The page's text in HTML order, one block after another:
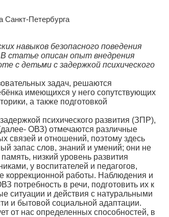
Санкт-Петербурга
навыков безопасного поведения
статье описан опыт внедрения
с детьми с задержкой психического
задач, решаются
имеющихся у него сопутствующих
а также подготовкой
психического развития (ЗПР),
ОВЗ) отмечаются различные
связей и отношений, поэтому здесь
запас слов, знаний и умений; они не
низкий уровень развития
у воспитателей и педагогов,
коррекционной работы. Наблюдения и
потребность в речи, подготовить их к
ситуации и действия с натуральными
и бытовой социальной адаптации.
от нас определенных способностей, в